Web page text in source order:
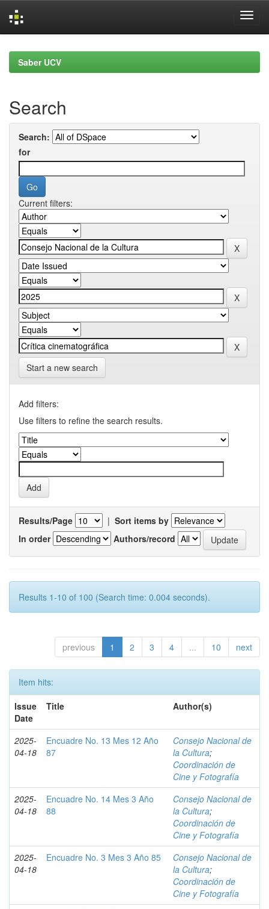
navigationSaber UCV
Search
Search:
for
Current filters:
Start a new search
Add filters:
Use filters to refine the search results.
Results/Page | Sort items by
In order
Authors/record
Results 1-10 of 100 (Search time: 0.004 seconds).
previous 1 2 3 4 ... 10 next
Item hits:
Issue
Date
Title Author(s)
2025-
04-18
Encuadre No. 13 Mes 12 Año
87
Consejo Nacional de
la Cultura;
Coordinación de
Cine y Fotografía
2025-
04-18
Encuadre No. 14 Mes 3 Año
88
Consejo Nacional de
la Cultura;
Coordinación de
Cine y Fotografía
2025-
04-18
Encuadre No. 3 Mes 3 Año 85
Consejo Nacional de
la Cultura;
Coordinación de
Cine y Fotografía